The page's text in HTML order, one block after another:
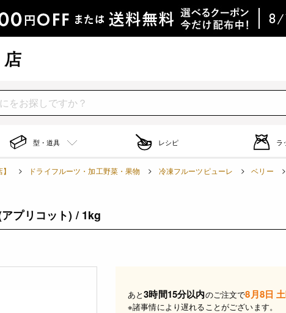
型・道具 レシピ ラ
ドライフルーツ・加工野菜・果物 冷凍フルーツピューレ ベリー
プリコット) / 1kg
あと3時間15分以内のご注文で8月8日
※諸事情により遅れることがございます。